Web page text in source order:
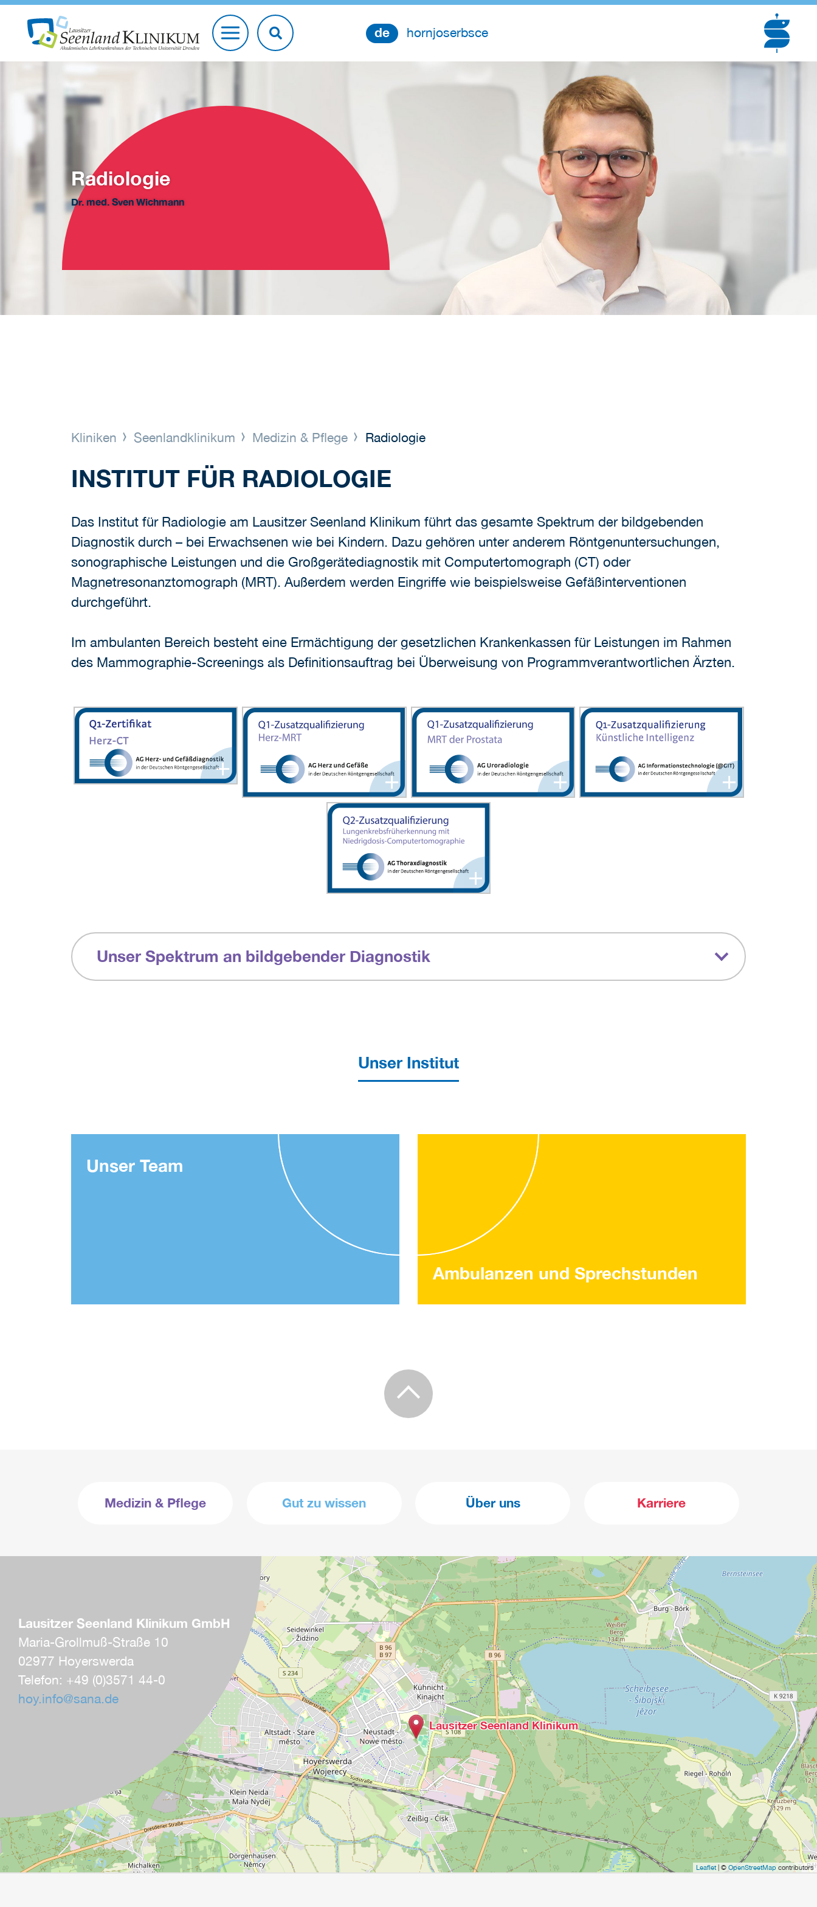
de hornjoserbsce
Radiologie
Dr. med. Sven Wichmann
Kliniken Seenlandklinikum Medizin & Pflege Radiologie
INSTITUT FÜR RADIOLOGIE
Das Institut für Radiologie am Lausitzer Seenland Klinikum führt das gesamte Spektrum der bildgebenden
Diagnostik durch – bei Erwachsenen wie bei Kindern. Dazu gehören unter anderem Röntgenuntersuchungen,
sonographische Leistungen und die Großgerätediagnostik mit Computertomograph (CT) oder
Magnetresonanztomograph (MRT). Außerdem werden Eingriffe wie beispielsweise Gefäßinterventionen
durchgeführt.
Im ambulanten Bereich besteht eine Ermächtigung der gesetzlichen Krankenkassen für Leistungen im Rahmen
des Mammographie-Screenings als Definitionsauftrag bei Überweisung von Programmverantwortlichen Ärzten.
+ + + +
+
Unser Spektrum an bildgebender Diagnostik
Unser Institut
Unser Team
Ambulanzen und Sprechstunden
Medizin & Pflege Gut zu wissen Über uns Karriere
Lausitzer Seenland Klinikum
Leaflet| © OpenStreetMap contributors
Lausitzer Seenland Klinikum GmbH
Maria-Grollmuß-Straße 10
02977 Hoyerswerda
Telefon: +49 (0)3571 44-0
hoy.info@sana.de